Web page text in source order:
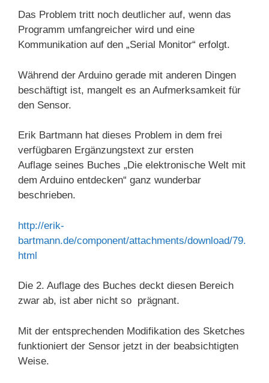
Das Problem tritt noch deutlicher auf, wenn das
Programm umfangreicher wird und eine
Kommunikation auf den „Serial Monitor“ erfolgt.
Während der Arduino gerade mit anderen Dingen
beschäftigt ist, mangelt es an Aufmerksamkeit für
den Sensor.
Erik Bartmann hat dieses Problem in dem frei
verfügbaren Ergänzungstext zur ersten
Auflage seines Buches „Die elektronische Welt mit
dem Arduino entdecken“ ganz wunderbar
beschrieben.
http://erik-
bartmann.de/component/attachments/download/79.
html
Die 2. Auflage des Buches deckt diesen Bereich
zwar ab, ist aber nicht so prägnant.
Mit der entsprechenden Modifikation des Sketches
funktioniert der Sensor jetzt in der beabsichtigten
Weise.